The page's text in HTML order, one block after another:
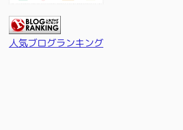
人気ブログランキング